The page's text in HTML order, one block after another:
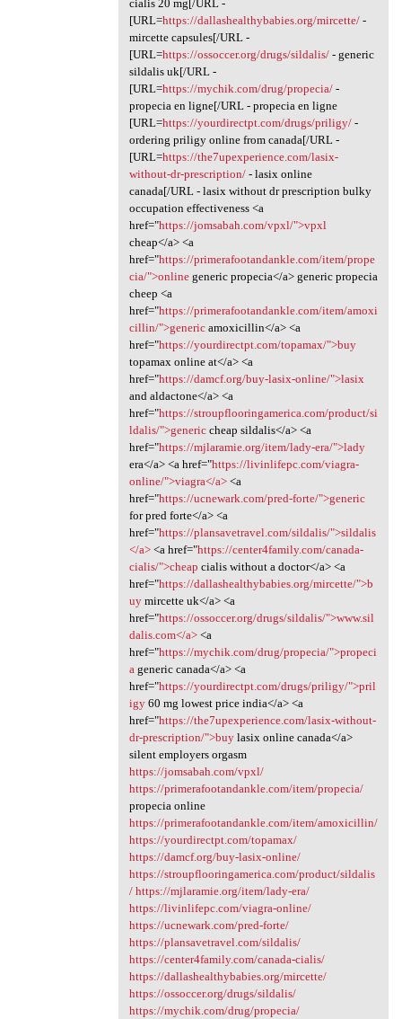
cialis 20 mg[/URL -
[URL=https://dallashealthybabies.org/mircette/-
mircette capsules[/URL -
[URL=https://ossoccer.org/drugs/sildalis/- generic
sildalis uk[/URL -
[URL=https://mychik.com/drug/propecia/-
propecia en ligne[/URL - propecia en ligne
[URL=https://yourdirectpt.com/drugs/priligy/-
ordering priligy online from canada[/URL -
[URL=https://the7upexperience.com/lasix-
without-dr-prescription/- lasix online
canada[/URL - lasix without dr prescription bulky
occupation effectiveness <a
href="https://jomsabah.com/vpxl/">vpxl
cheap</a> <a
href="https://primerafootandankle.com/item/prope
cia/">onlinegeneric propecia</a> generic propecia
cheep <a
href="https://primerafootandankle.com/item/amoxi
cillin/">genericamoxicillin</a> <a
href="https://yourdirectpt.com/topamax/">buy
topamax online at</a> <a
href="https://damcf.org/buy-lasix-online/">lasix
and aldactone</a> <a
href="https://stroupflooringamerica.com/product/si
ldalis/">genericcheap sildalis</a> <a
href="https://mjlaramie.org/item/lady-era/">lady
era</a> <a href="https://livinlifepc.com/viagra-
online/">viagra</a><a
href="https://ucnewark.com/pred-forte/">generic
for pred forte</a> <a
href="https://plansavetravel.com/sildalis/">sildalis
</a><a href="https://center4family.com/canada-
cialis/">cheap cialis without a doctor</a> <a
href="https://dallashealthybabies.org/mircette/">b
uymircette uk</a> <a
href="https://ossoccer.org/drugs/sildalis/">www.sil
dalis.com</a><a
href="https://mychik.com/drug/propecia/">propeci
ageneric canada</a> <a
href="https://yourdirectpt.com/drugs/priligy/">pril
igy60 mg lowest price india</a> <a
href="https://the7upexperience.com/lasix-without-
dr-prescription/">buylasix online canada</a>
silent employers orgasm
https://jomsabah.com/vpxl/
https://primerafootandankle.com/item/propecia/
propecia online
https://primerafootandankle.com/item/amoxicillin/
https://yourdirectpt.com/topamax/
https://damcf.org/buy-lasix-online/
https://stroupflooringamerica.com/product/sildalis
/ https://mjlaramie.org/item/lady-era/
https://livinlifepc.com/viagra-online/
https://ucnewark.com/pred-forte/
https://plansavetravel.com/sildalis/
https://center4family.com/canada-cialis/
https://dallashealthybabies.org/mircette/
https://ossoccer.org/drugs/sildalis/
https://mychik.com/drug/propecia/